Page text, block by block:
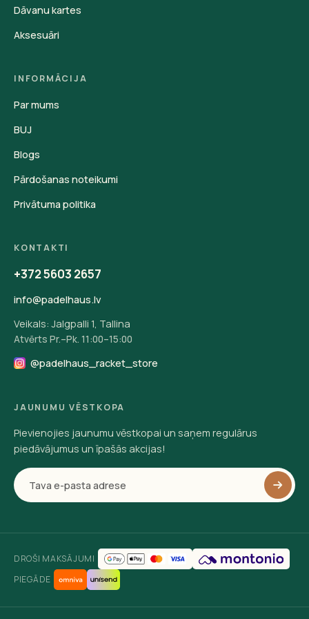
Dāvanu kartes
Aksesuāri
INFORMĀCIJA
Par mums
BUJ
Blogs
Pārdošanas noteikumi
Privātuma politika
KONTAKTI
+372 5603 2657
info@padelhaus.lv
Veikals: Jalgpalli 1, Tallina
Atvērts Pr.–Pk. 11:00–15:00
@padelhaus_racket_store
JAUNUMU VĒSTKOPA
Pievienojies jaunumu vēstkopai un saņem regulārus
piedāvājumus un īpašās akcijas!
DROŠI MAKSĀJUMI
PIEGĀDE